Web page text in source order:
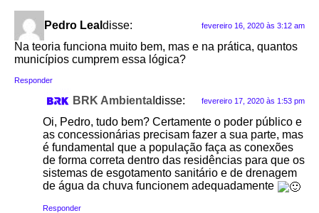
Pedro Leal disse: fevereiro 16, 2020 às 3:12 am
Na teoria funciona muito bem, mas e na prática, quantos
municípios cumprem essa lógica?
Responder
BRK Ambiental disse: fevereiro 17, 2020 às 1:53 pm
Oi, Pedro, tudo bem? Certamente o poder público e
as concessionárias precisam fazer a sua parte, mas
é fundamental que a população faça as conexões
de forma correta dentro das residências para que os
sistemas de esgotamento sanitário e de drenagem
de água da chuva funcionem adequadamente
Responder